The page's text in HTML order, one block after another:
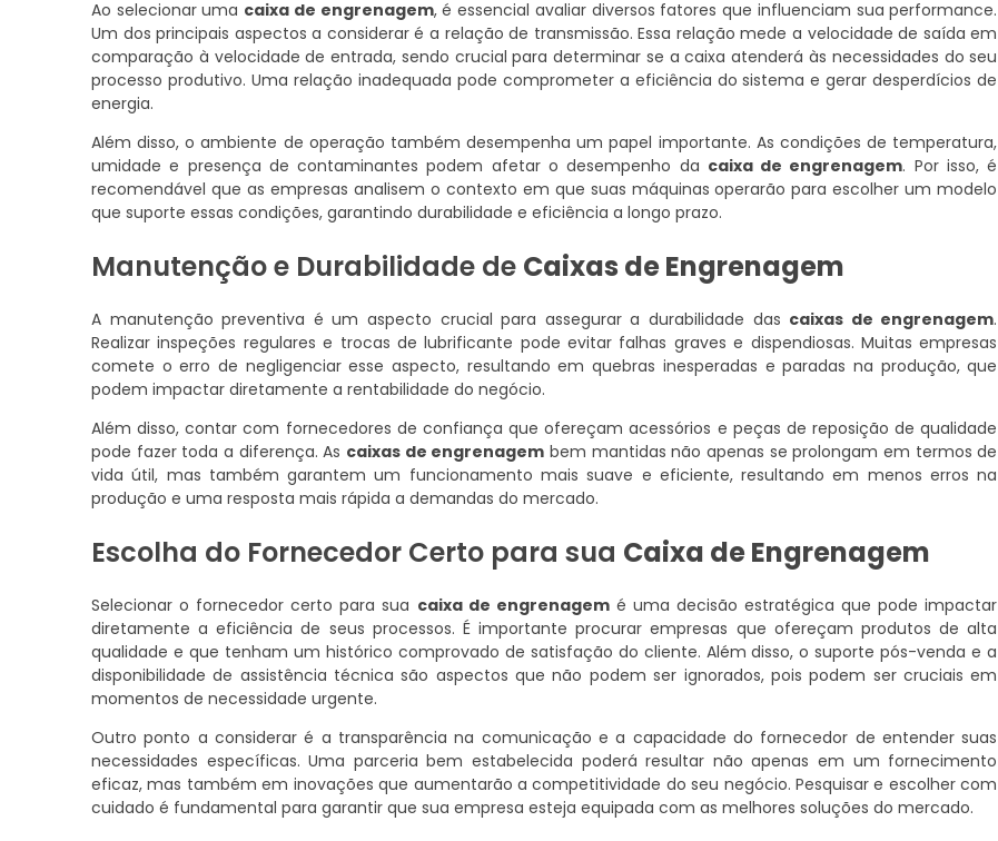
Ao selecionar uma caixa de engrenagem, é essencial avaliar diversos fatores que influenciam sua performance.
Um dos principais aspectos a considerar é a relação de transmissão. Essa relação mede a velocidade de saída em
comparação à velocidade de entrada, sendo crucial para determinar se a caixa atenderá às necessidades do seu
processo produtivo. Uma relação inadequada pode comprometer a eficiência do sistema e gerar desperdícios de
energia.
Além disso, o ambiente de operação também desempenha um papel importante. As condições de temperatura,
umidade e presença de contaminantes podem afetar o desempenho da caixa de engrenagem. Por isso, é
recomendável que as empresas analisem o contexto em que suas máquinas operarão para escolher um modelo
que suporte essas condições, garantindo durabilidade e eficiência a longo prazo.
Manutenção e Durabilidade de Caixas de Engrenagem
A manutenção preventiva é um aspecto crucial para assegurar a durabilidade das caixas de engrenagem.
Realizar inspeções regulares e trocas de lubrificante pode evitar falhas graves e dispendiosas. Muitas empresas
comete o erro de negligenciar esse aspecto, resultando em quebras inesperadas e paradas na produção, que
podem impactar diretamente a rentabilidade do negócio.
Além disso, contar com fornecedores de confiança que ofereçam acessórios e peças de reposição de qualidade
pode fazer toda a diferença. As caixas de engrenagem bem mantidas não apenas se prolongam em termos de
vida útil, mas também garantem um funcionamento mais suave e eficiente, resultando em menos erros na
produção e uma resposta mais rápida a demandas do mercado.
Escolha do Fornecedor Certo para sua Caixa de Engrenagem
Selecionar o fornecedor certo para sua caixa de engrenagemé uma decisão estratégica que pode impactar
diretamente a eficiência de seus processos. É importante procurar empresas que ofereçam produtos de alta
qualidade e que tenham um histórico comprovado de satisfação do cliente. Além disso, o suporte pós-venda e a
disponibilidade de assistência técnica são aspectos que não podem ser ignorados, pois podem ser cruciais em
momentos de necessidade urgente.
Outro ponto a considerar é a transparência na comunicação e a capacidade do fornecedor de entender suas
necessidades específicas. Uma parceria bem estabelecida poderá resultar não apenas em um fornecimento
eficaz, mas também em inovações que aumentarão a competitividade do seu negócio. Pesquisar e escolher com
cuidado é fundamental para garantir que sua empresa esteja equipada com as melhores soluções do mercado.